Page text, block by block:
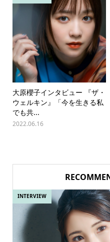
大原櫻子インタビュー 『ザ・
ウェルキン』「今を生きる私
でも共...
2022.06.16
INTERVIEW